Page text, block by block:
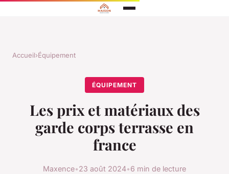
Accueil›Équipement
ÉQUIPEMENT
Les prix et matériaux des
garde corps terrasse en
france
Maxence•23 août 2024•6 min de lecture